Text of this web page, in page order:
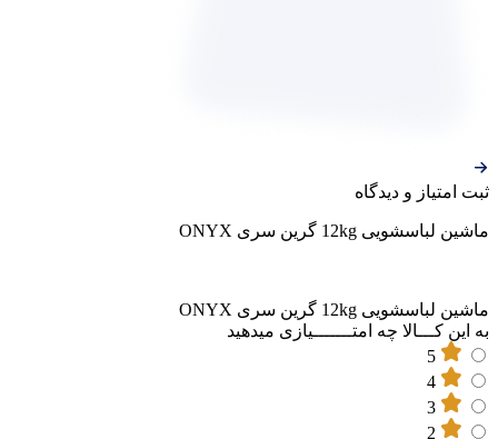
ثبت‌ امتیاز‌ و‌ دیدگاه
ماشین لباسشویی 12kg گرین سری ONYX
ماشین لباسشویی 12kg گرین سری ONYX
به این کـــالا چه امتـــــــیازی میدهید